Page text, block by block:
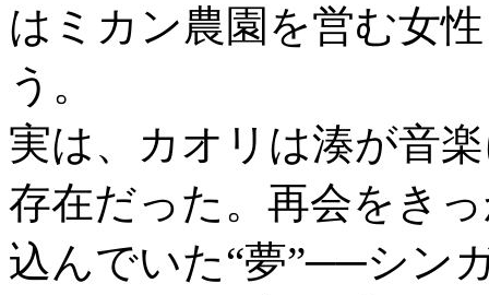
はミカン農園を営む女
う。
実は、カオリは湊が音
存在だった。再会をき
込んでいた“夢”──シン